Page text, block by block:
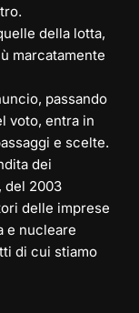
della lotta,
marcatamente
passando
voto, entra in
e scelte.
dei
del 2003
delle imprese
e nucleare
di cui stiamo